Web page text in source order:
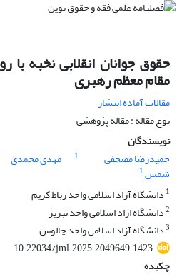
حقوق جوانان انقلابی نخبه با
مقام معظم رهبری
مقالات آماده انتشار
نوع مقاله : مقاله پژوهشی
نویسندگان
حمیدرضا مصحفی
1 مهدی محمدی
شمس1
1 دانشگاه آزاد اسلامی واحد رباط کریم
2دانشگاه ازاد اسلامی واحد تبریز
3دانشگاه آزاد اسلامی واحد چالوس
10.22034/jml.2025.2049649.1423
چکیده